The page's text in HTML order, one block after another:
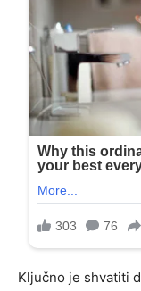
Ključno je shvatiti